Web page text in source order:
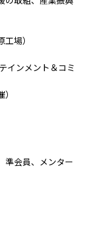
場）
インメント＆コミ
準会員、メンター